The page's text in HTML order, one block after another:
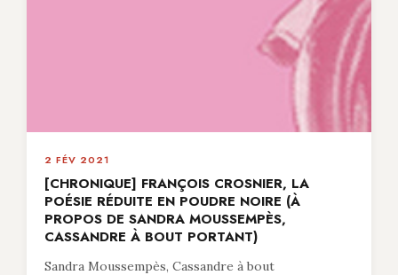
2 FÉV 2021
[CHRONIQUE] FRANÇOIS CROSNIER, LA
POÉSIE RÉDUITE EN POUDRE NOIRE (À
PROPOS DE SANDRA MOUSSEMPÈS,
CASSANDRE À BOUT PORTANT)
Sandra Moussempès, Cassandre à bout